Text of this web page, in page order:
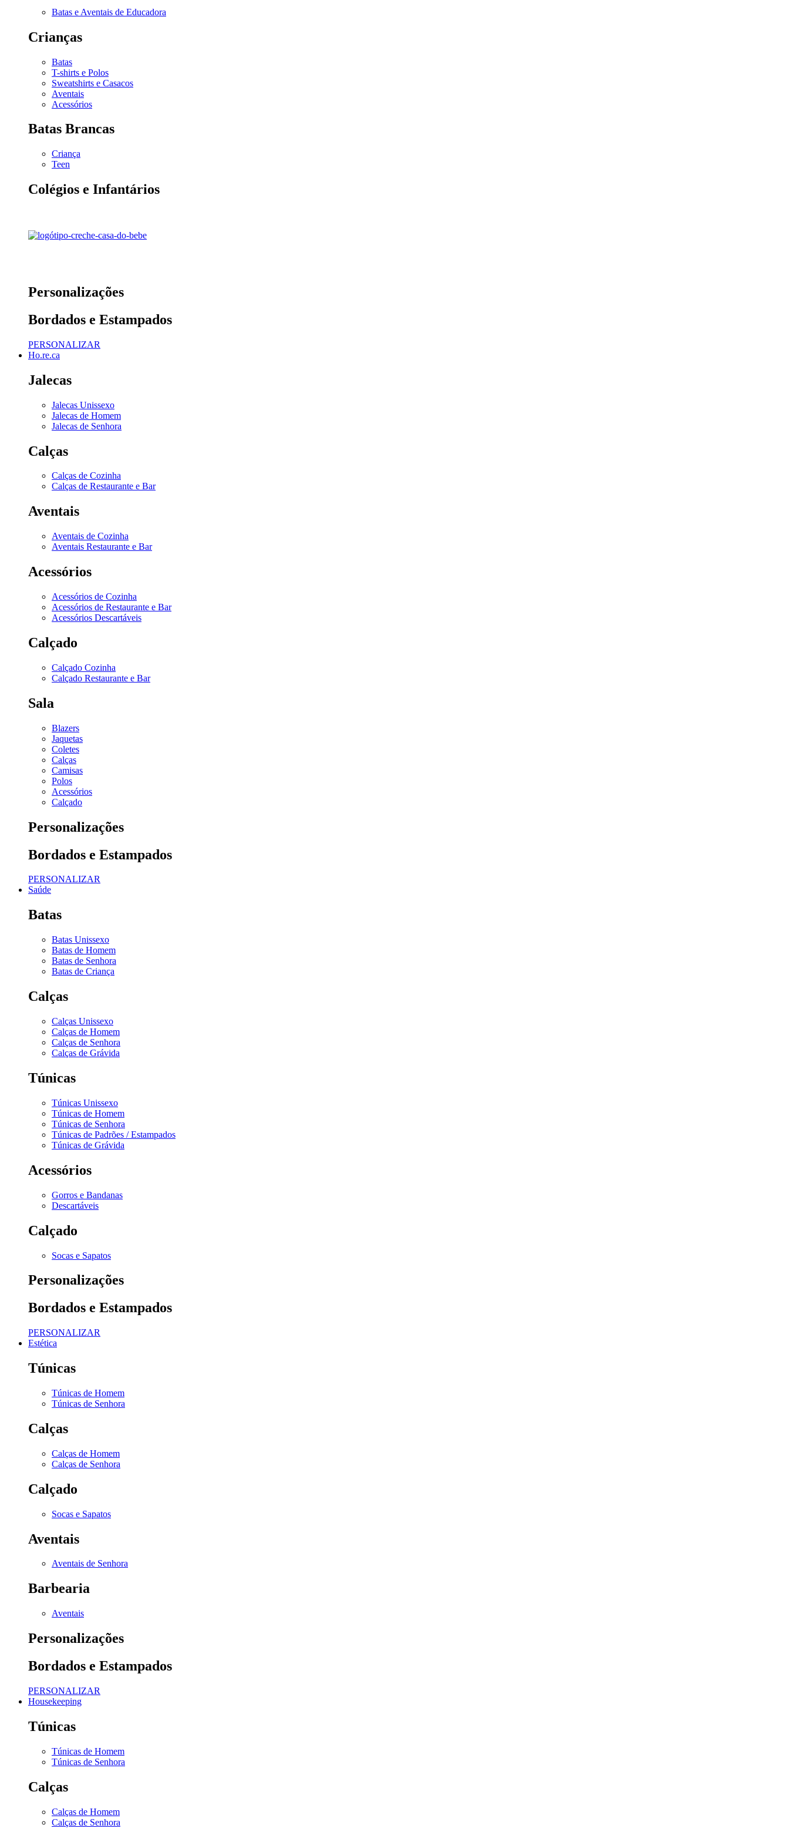
Batas e Aventais de Educadora
Crianças
Batas
T-shirts e Polos
Sweatshirts e Casacos
Aventais
Acessórios
Batas Brancas
Criança
Teen
Colégios e Infantários
Personalizações
Bordados e Estampados
PERSONALIZAR
Ho.re.ca
Jalecas
Jalecas Unissexo
Jalecas de Homem
Jalecas de Senhora
Calças
Calças de Cozinha
Calças de Restaurante e Bar
Aventais
Aventais de Cozinha
Aventais Restaurante e Bar
Acessórios
Acessórios de Cozinha
Acessórios de Restaurante e Bar
Acessórios Descartáveis
Calçado
Calçado Cozinha
Calçado Restaurante e Bar
Sala
Blazers
Jaquetas
Coletes
Calças
Camisas
Polos
Acessórios
Calçado
Personalizações
Bordados e Estampados
PERSONALIZAR
Saúde
Batas
Batas Unissexo
Batas de Homem
Batas de Senhora
Batas de Criança
Calças
Calças Unissexo
Calças de Homem
Calças de Senhora
Calças de Grávida
Túnicas
Túnicas Unissexo
Túnicas de Homem
Túnicas de Senhora
Túnicas de Padrões / Estampados
Túnicas de Grávida
Acessórios
Gorros e Bandanas
Descartáveis
Calçado
Socas e Sapatos
Personalizações
Bordados e Estampados
PERSONALIZAR
Estética
Túnicas
Túnicas de Homem
Túnicas de Senhora
Calças
Calças de Homem
Calças de Senhora
Calçado
Socas e Sapatos
Aventais
Aventais de Senhora
Barbearia
Aventais
Personalizações
Bordados e Estampados
PERSONALIZAR
Housekeeping
Túnicas
Túnicas de Homem
Túnicas de Senhora
Calças
Calças de Homem
Calças de Senhora